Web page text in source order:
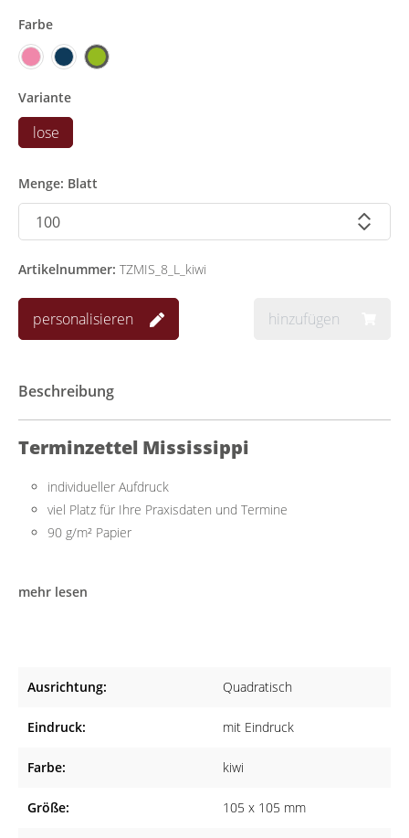
Farbe
Variante
lose
Menge: Blatt
Artikelnummer: TZMIS_8_L_kiwi
personalisieren hinzufügen
Beschreibung
Terminzettel Mississippi
individueller Aufdruck
viel Platz für Ihre Praxisdaten und Termine
90 g/m² Papier
Der quadratische Terminzettel lässt sich einfach beschriften und
Made in Germany
gefertigt, sodass Sie ein qualitatives Produkt erhalten.
Die Terminzettel eignen sich sowohl für Arztpraxen aller
mehr lesen
Ausrichtung: Quadratisch
Eindruck: mit Eindruck
Farbe: kiwi
Größe: 105 x 105 mm